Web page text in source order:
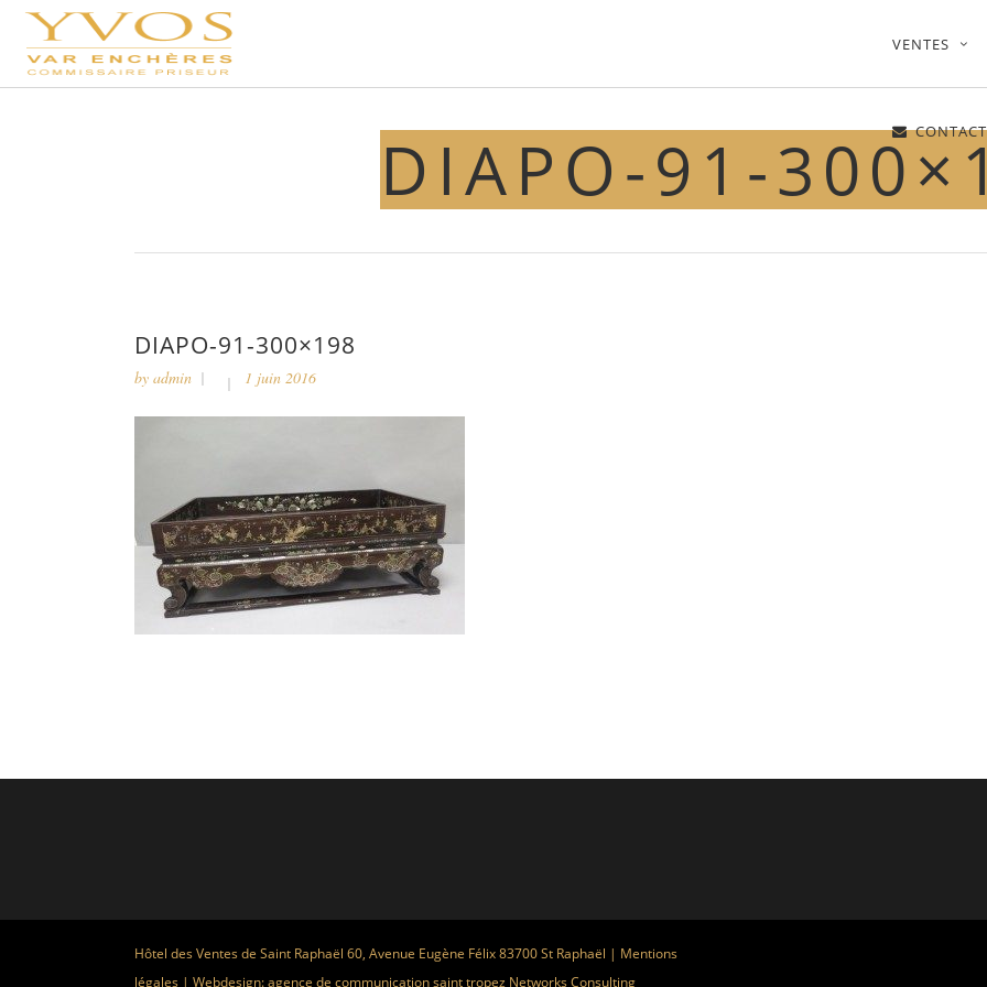
VENTES
CONTACT
DIAPO-91-
DIAPO-91-300×198
by admin 1 juin 2016
Hôtel des Ventes de Saint Raphaël 60, Avenue Eugène Félix 83700 St Raphaël | Mentions
légales | Webdesign:agence de communication saint tropez Networks Consulting